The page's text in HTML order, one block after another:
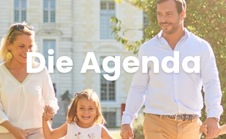
Die Agenda